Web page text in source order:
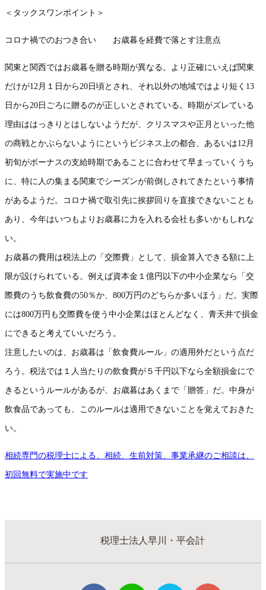
＜タックスワンポイント＞
コロナ禍でのおつき合い お歳暮を経費で落とす注意点
関東と関西ではお歳暮を贈る時期が異なる。より正確にいえば関東
だけが12月１日から20日頃とされ、それ以外の地域ではより短く13
日から20日ごろに贈るのが正しいとされている。時期がズレている
理由ははっきりとはしないようだが、クリスマスや正月といった他
の商戦とかぶらないようにというビジネス上の都合、あるいは12月
初旬がボーナスの支給時期であることに合わせて早まっていくうち
に、特に人の集まる関東でシーズンが前倒しされてきたという事情
があるようだ。コロナ禍で取引先に挨拶回りを直接できないことも
あり、今年はいつもよりお歳暮に力を入れる会社も多いかもしれな
い。
お歳暮の費用は税法上の「交際費」として、損金算入できる額に上
限が設けられている。例えば資本金１億円以下の中小企業なら「交
際費のうち飲食費の50％か、800万円のどちらか多いほう」だ。実際
には800万円も交際費を使う中小企業はほとんどなく、青天井で損金
にできると考えていいだろう。
注意したいのは、お歳暮は「飲食費ルール」の適用外だという点だ
ろう。税法では１人当たりの飲食費が５千円以下なら全額損金にで
きるというルールがあるが、お歳暮はあくまで「贈答」だ。中身が
飲食品であっても、このルールは適用できないことを覚えておきた
い。
相続専門の税理士による、相続、生前対策、事業承継のご相談は、
初回無料で実施中です
税理士法人早川・平会計